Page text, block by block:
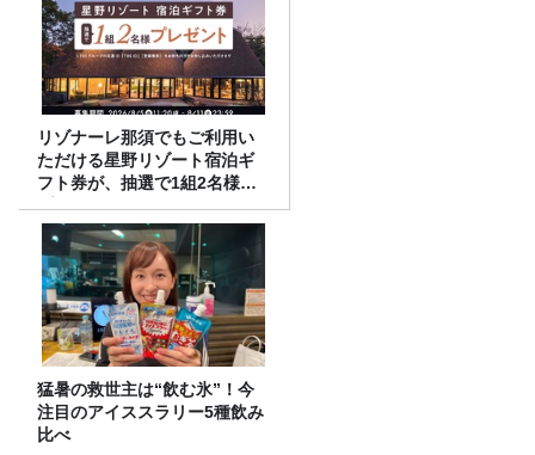
リゾナーレ那須でもご利用い
ただける星野リゾート宿泊ギ
フト券が、抽選で1組2名様に
プレゼント！
猛暑の救世主は“飲む氷”！今
注目のアイススラリー5種飲み
比べ